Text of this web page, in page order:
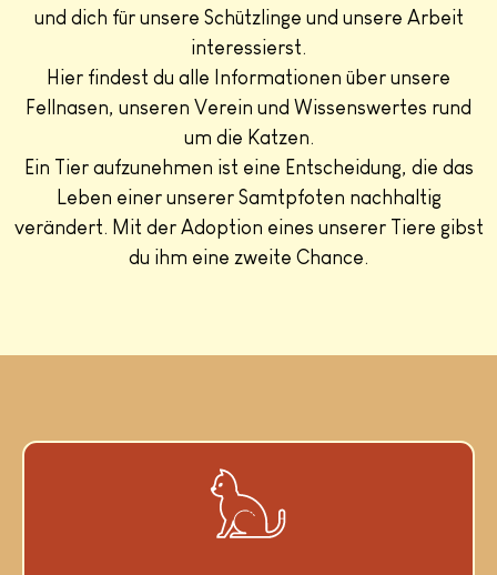
und dich für unsere Schützlinge und unsere Arbeit
interessierst.
Hier findest du alle Informationen über unsere
Fellnasen, unseren Verein und Wissenswertes rund
um die Katzen.
Ein Tier aufzunehmen ist eine Entscheidung, die das
Leben einer unserer Samtpfoten nachhaltig
verändert. Mit der Adoption eines unserer Tiere gibst
du ihm eine zweite Chance.